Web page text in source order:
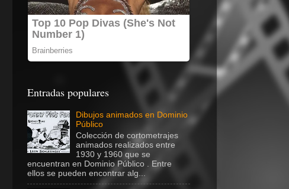
Entradas populares
Dibujos animados en Dominio
Público
Colección de cortometrajes
animados realizados entre
1930 y 1960 que se
encuentran en Dominio Público . Entre
ellos se pueden encontrar alg...